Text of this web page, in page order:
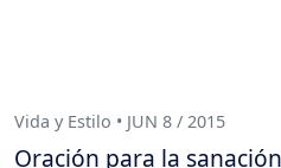
Vida y Estilo • JUN 8 / 2015
Oración para la